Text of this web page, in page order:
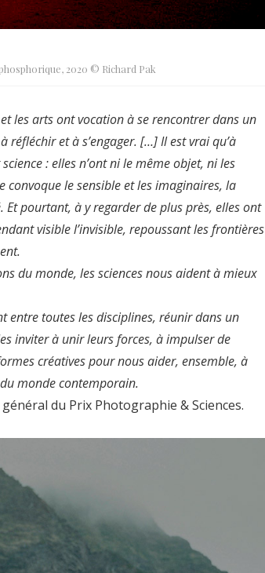
2020 © Richard Pak
les arts ont vocation à se rencontrer dans un
et à s’engager. […] Il est vrai qu’à
: elles n’ont ni le même objet, ni les
le sensible et les imaginaires, la
Et pourtant, à y regarder de plus près, elles ont
visible l’invisible, repoussant les frontières
du monde, les sciences nous aident à mieux
entre toutes les disciplines, réunir dans un
inviter à unir leurs forces, à impulser de
créatives pour nous aider, ensemble, à
monde contemporain.
du Prix Photographie & Sciences.